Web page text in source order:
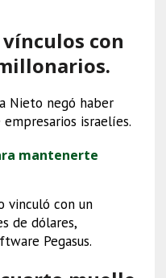
con
Nieto negó haber
israelíes.
mantenerte
vinculó con un
de dólares,
Pegasus.